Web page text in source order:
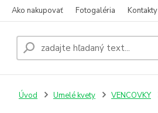
Ako nakupovať Fotogaléria Kontakty
Úvod Umelé kvety VENCOVKY